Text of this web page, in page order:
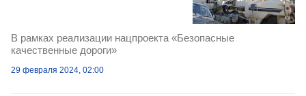
В рамках реализации нацпроекта «Безопасные
качественные дороги»
29 февраля 2024, 02:00